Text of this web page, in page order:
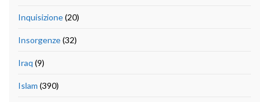
Inquisizione(20)
Insorgenze(32)
Iraq (9)
Islam (390)